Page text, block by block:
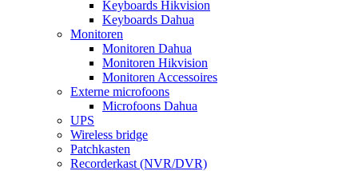
Keyboards Hikvision
Keyboards Dahua
Monitoren
Monitoren Dahua
Monitoren Hikvision
Monitoren Accessoires
Externe microfoons
Microfoons Dahua
UPS
Wireless bridge
Patchkasten
Recorderkast (NVR/DVR)